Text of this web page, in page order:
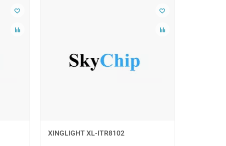
XINGLIGHT XL-ITR8102